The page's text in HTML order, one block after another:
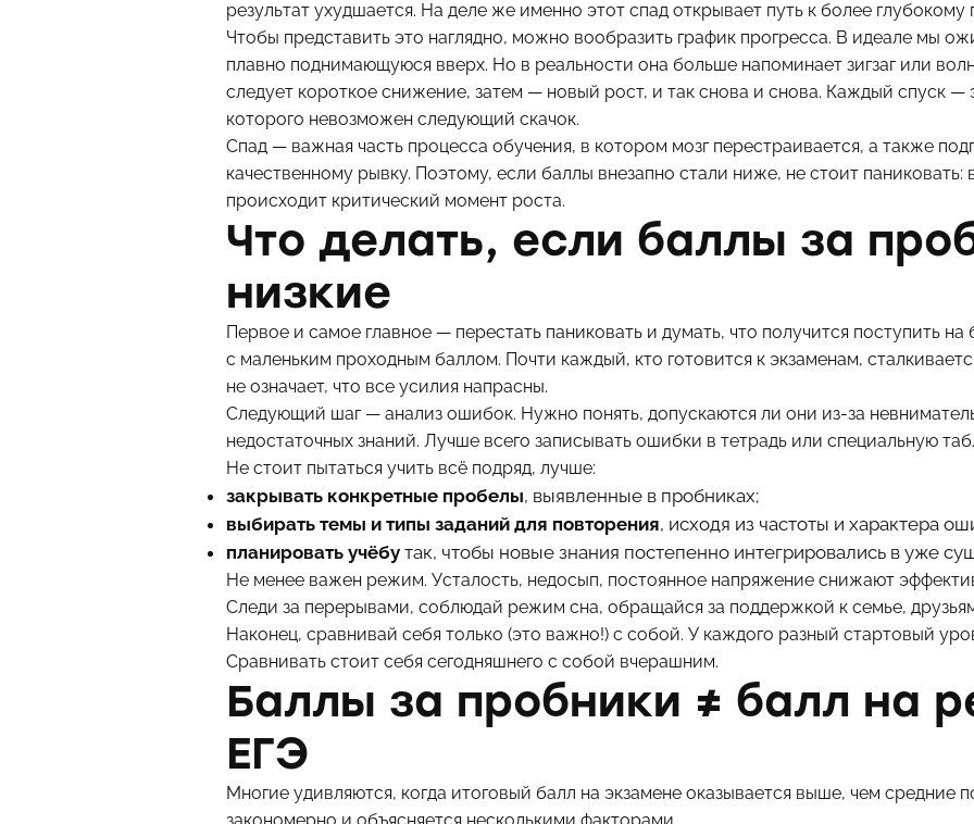
результат ухудшается. На деле же именно этот спад открывает путь к более
Чтобы представить это наглядно, можно вообразить график прогресса. В идеале мы
плавно поднимающуюся вверх. Но в реальности она больше напоминает зигзаг или
следует короткое снижение, затем — новый рост, и так снова и снова. Каждый спуск —
которого невозможен следующий скачок.
Спад — важная часть процесса обучения, в котором мозг перестраивается, а также
качественному рывку. Поэтому, если баллы внезапно стали ниже, не стоит
происходит критический момент роста.
Что делать, если баллы за
низкие
Первое и самое главное — перестать паниковать и думать, что получится поступить
с маленьким проходным баллом. Почти каждый, кто готовится к экзаменам,
не означает, что все усилия напрасны.
Следующий шаг — анализ ошибок. Нужно понять, допускаются ли они из-за
недостаточных знаний. Лучше всего записывать ошибки в тетрадь или специальную
Не стоит пытаться учить всё подряд, лучше:
закрывать конкретные пробелы, выявленные в пробниках;
выбирать темы и типы заданий для повторения, исходя из частоты и характера
планировать учёбу так, чтобы новые знания постепенно интегрировались в уже
Не менее важен режим. Усталость, недосып, постоянное напряжение снижают
Следи за перерывами, соблюдай режим сна, обращайся за поддержкой к семье,
Наконец, сравнивай себя только (это важно!) с собой. У каждого разный стартовый
Сравнивать стоит себя сегодняшнего с собой вчерашним.
Баллы за пробники ≠ балл на
ЕГЭ
Многие удивляются, когда итоговый балл на экзамене оказывается выше, чем средние